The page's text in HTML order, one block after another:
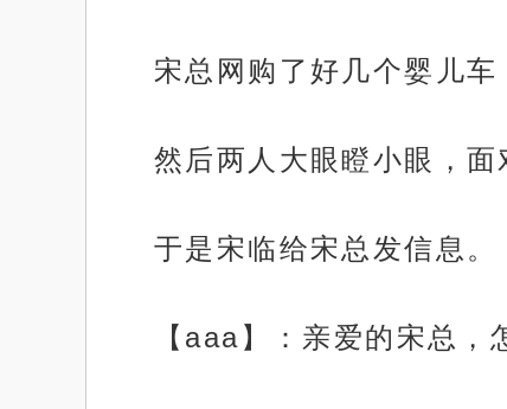
宋总网购了好几个婴儿车
然后两人大眼瞪小眼，面
于是宋临给宋总发信息。
【aaa】：亲爱的宋总，